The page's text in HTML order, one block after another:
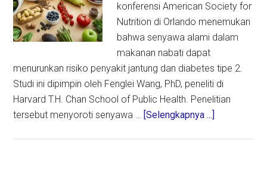
konferensi American Society for
Nutrition di Orlando menemukan
bahwa senyawa alami dalam
makanan nabati dapat
menurunkan risiko penyakit jantung dan diabetes tipe 2.
Studi ini dipimpin oleh Fenglei Wang, PhD, peneliti di
Harvard T.H. Chan School of Public Health. Penelitian
tersebut menyoroti senyawa … [Selengkapnya ...]